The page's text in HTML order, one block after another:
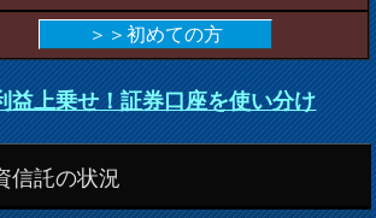
＞＞初めての方
益上乗せ！証券口座を使い分け
信託の状況